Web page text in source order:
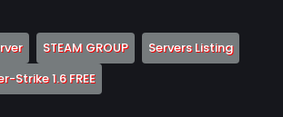
(Opens a new tab)
STEAM GROUP(Opens a new tab)
Servers Listing(Opens
1.6 FREE(Opens a new tab)